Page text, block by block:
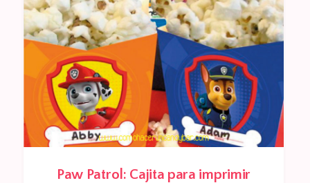
Paw Patrol: Cajita para imprimir